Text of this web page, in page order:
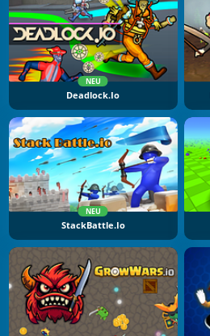
NEU
Deadlock.io
NEU
StackBattle.io